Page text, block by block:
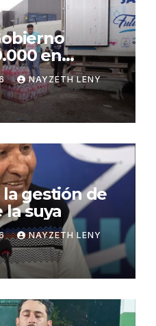
en
NAYZETH LENY
gestión de
la suya
NAYZETH LENY